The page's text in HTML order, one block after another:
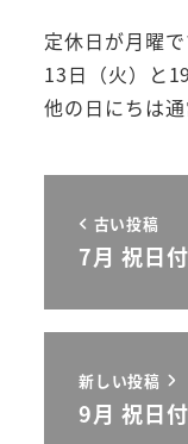
定休日が月曜
13日（火）と
他の日にちは
古い投稿
7月 祝日
新しい投稿
9月 祝日